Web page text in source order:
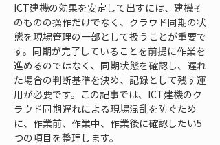
ICT建機の効果を安定して出すには、建機そ
のものの操作だけでなく、クラウド同期の状
態を現場管理の一部として扱うことが重要で
す。同期が完了していることを前提に作業を
進めるのではなく、同期状態を確認し、遅れ
た場合の判断基準を決め、記録として残す運
用が必要です。この記事では、ICT建機のク
ラウド同期遅れによる現場混乱を防ぐため
に、作業前、作業中、作業後に確認したい5
つの項目を整理します。